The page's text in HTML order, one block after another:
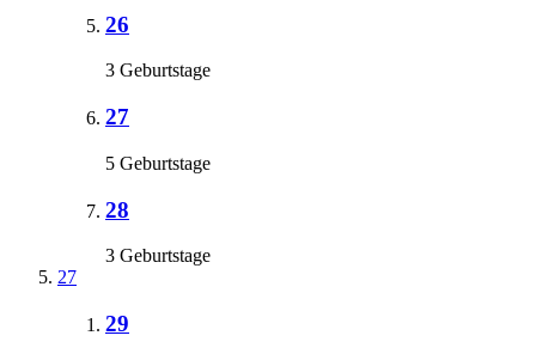
26
3 Geburtstage
27
5 Geburtstage
28
3 Geburtstage
27
29